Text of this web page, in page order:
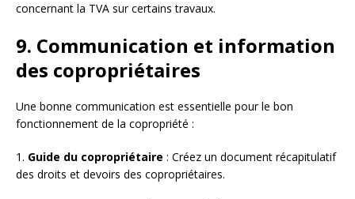
concernant la TVA sur certains travaux.
9. Communication et information
des copropriétaires
Une bonne communication est essentielle pour le bon
fonctionnement de la copropriété :
1. Guide du copropriétaire : Créez un document récapitulatif
des droits et devoirs des copropriétaires.